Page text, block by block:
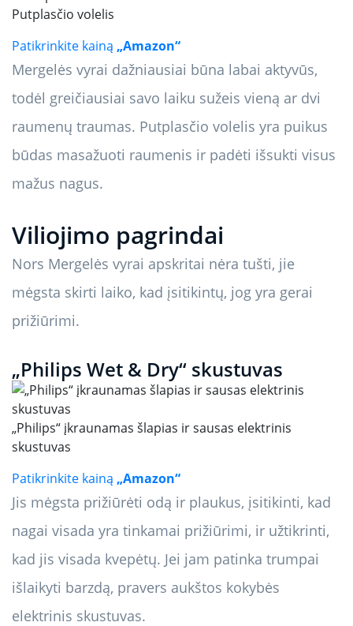
Putplasčio volelis
Patikrinkite kainą „Amazon“
Mergelės vyrai dažniausiai būna labai aktyvūs,
todėl greičiausiai savo laiku sužeis vieną ar dvi
raumenų traumas. Putplasčio volelis yra puikus
būdas masažuoti raumenis ir padėti išsukti visus
mažus nagus.
Viliojimo pagrindai
Nors Mergelės vyrai apskritai nėra tušti, jie
mėgsta skirti laiko, kad įsitikintų, jog yra gerai
prižiūrimi.
„Philips Wet & Dry“ skustuvas
„Philips“ įkraunamas šlapias ir sausas elektrinis
skustuvas
Patikrinkite kainą „Amazon“
Jis mėgsta prižiūrėti odą ir plaukus, įsitikinti, kad
nagai visada yra tinkamai prižiūrimi, ir užtikrinti,
kad jis visada kvepėtų. Jei jam patinka trumpai
išlaikyti barzdą, pravers aukštos kokybės
elektrinis skustuvas.